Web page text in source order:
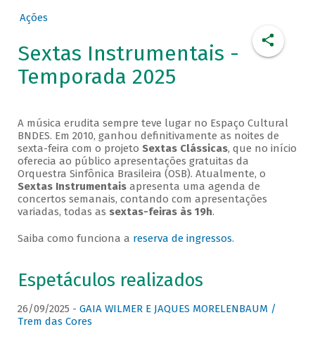
Ações
Sextas Instrumentais -
Temporada 2025
A música erudita sempre teve lugar no Espaço Cultural
BNDES. Em 2010, ganhou definitivamente as noites de
sexta-feira com o projeto Sextas Clássicas, que no início
oferecia ao público apresentações gratuitas da
Orquestra Sinfônica Brasileira (OSB). Atualmente, o
Sextas Instrumentaisapresenta uma agenda de
concertos semanais, contando com apresentações
variadas, todas as sextas-feiras às 19h.
Saiba como funciona a reserva de ingressos.
Espetáculos realizados
26/09/2025 - GAIA WILMER E JAQUES MORELENBAUM /
Trem das Cores